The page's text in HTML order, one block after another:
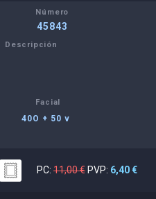
Número
45843
Descripción
Facial
40O + 50 v
PC: 11,00 € PVP: 6,40 €